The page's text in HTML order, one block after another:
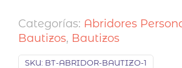
Categorías: Abridores
Bautizos, Bautizos
SKU: BT-ABRIDOR-BAUTIZO-1